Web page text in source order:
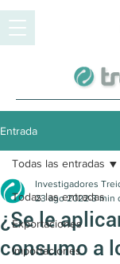
Entrada
Todas las entradas
Exportaciones
Importaciones
Todas las entradas
¿Se le
consumo a
Investigadores
23 ago 2022 3 min